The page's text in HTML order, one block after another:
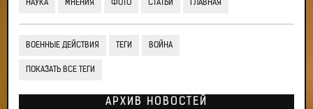
НАУКА МНЕНИЯ ФОТО СТАТЬИ ГЛАВНАЯ
ВОЕННЫЕ ДЕЙСТВИЯ ТЕГИ ВОЙНА
ПОКАЗАТЬ ВСЕ ТЕГИ
АРХИВ НОВОСТЕЙ